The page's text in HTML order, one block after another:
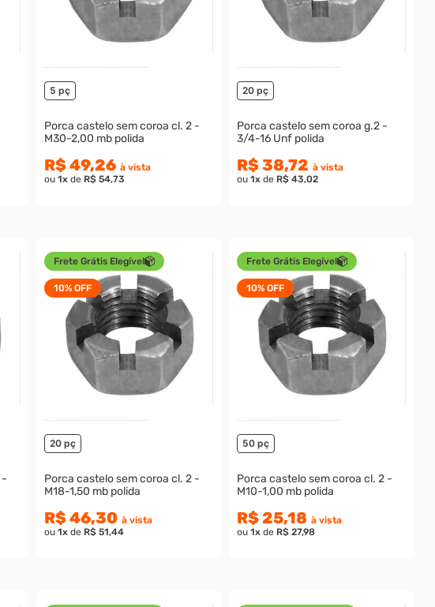
5 pç
Porca castelo sem coroa cl. 2 -
M30-2,00 mb polida
R$ 49,26 à vista
ou 1x de R$ 54,73
20 pç
Porca castelo sem coroa g.2 -
3/4-16 Unf polida
R$ 38,72 à vista
ou 1x de R$ 43,02
Frete Grátis Elegível
10% OFF
20 pç
Porca castelo sem coroa cl. 2 -
M18-1,50 mb polida
R$ 46,30 à vista
ou 1x de R$ 51,44
Frete Grátis Elegível
10% OFF
50 pç
Porca castelo sem coroa cl. 2 -
M10-1,00 mb polida
R$ 25,18 à vista
ou 1x de R$ 27,98